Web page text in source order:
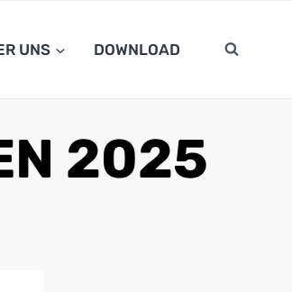
UNS DOWNLOAD
2025